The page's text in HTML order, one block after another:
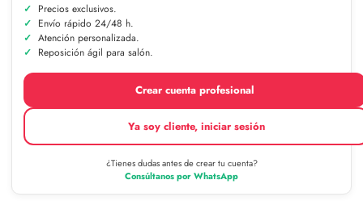
Precios exclusivos.
Envío rápido 24/48 h.
Atención personalizada.
Reposición ágil para salón.
Crear cuenta profesional
Ya soy cliente, iniciar sesión
¿Tienes dudas antes de crear tu cuenta?
Consúltanos por WhatsApp